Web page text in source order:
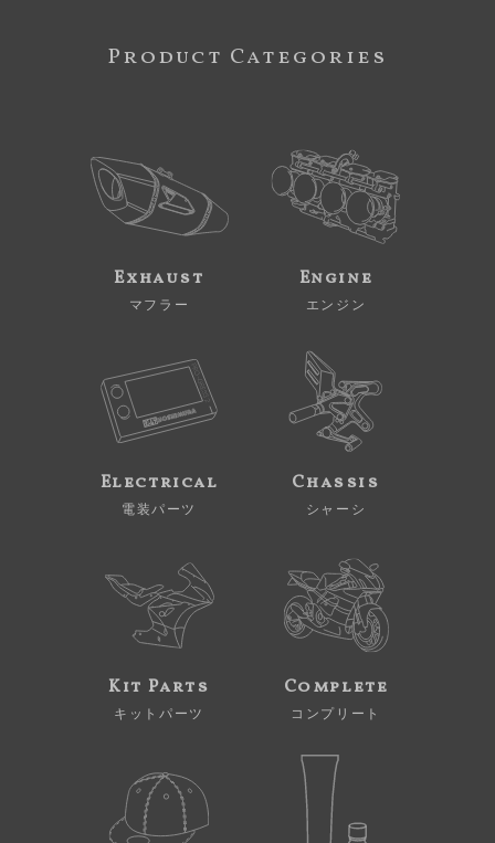
Product Categories
Exhaust
マフラー
Engine
エンジン
Electrical
電装パーツ
Chassis
シャーシ
Kit Parts
キットパーツ
Complete
コンプリート